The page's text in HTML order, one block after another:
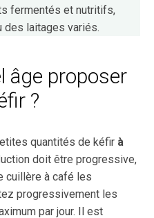
fermentés et nutritifs,
des laitages variés.
âge proposer
?
quantités de kéfir à
doit être progressive,
cuillère à café les
progressivement les
par jour. Il est